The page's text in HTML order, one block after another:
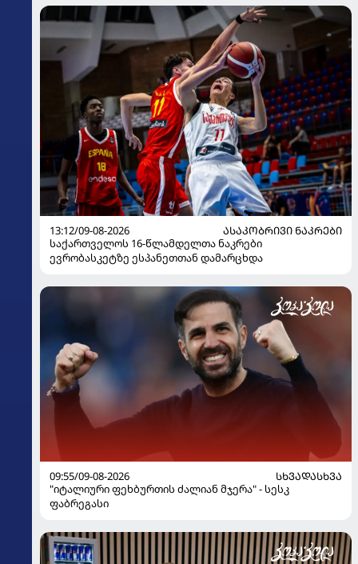
13:12/09-08-2026
ᲐᲡᲐᲙᲝᲑᲠᲘᲕᲘ ᲜᲐᲙᲠᲔᲑᲘ
საქართველოს 16-წლამდელთა ნაკრები
ევრობასკეტზე ესპანეთთან დამარცხდა
09:55/09-08-2026
ᲡᲮᲕᲐᲓᲐᲡᲮᲕᲐ
"იტალიური ფეხბურთის ძალიან მჯერა" - სესკ
ფაბრეგასი